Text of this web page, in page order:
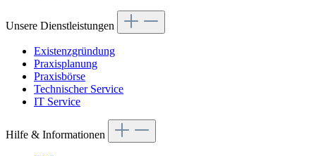
Unsere Dienstleistungen
Existenzgründung
Praxisplanung
Praxisbörse
Technischer Service
IT Service
Hilfe & Informationen